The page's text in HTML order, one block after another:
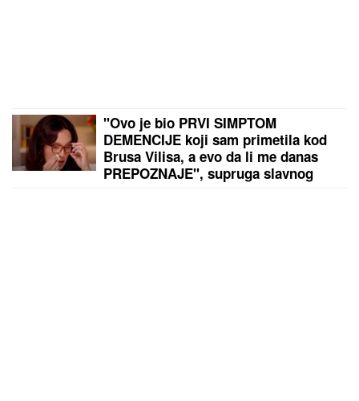
"Ovo je bio PRVI SIMPTOM
DEMENCIJE koji sam primetila kod
Brusa Vilisa, a evo da li me danas
PREPOZNAJE", supruga slavnog